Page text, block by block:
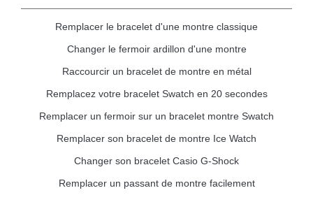
Remplacer le bracelet d'une montre classique
Changer le fermoir ardillon d'une montre
Raccourcir un bracelet de montre en métal
Remplacez votre bracelet Swatch en 20 secondes
Remplacer un fermoir sur un bracelet montre Swatch
Remplacer son bracelet de montre Ice Watch
Changer son bracelet Casio G-Shock
Remplacer un passant de montre facilement